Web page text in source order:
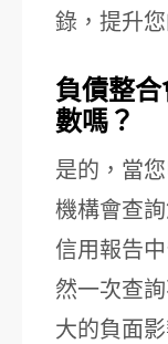
錄，提升
負債整
數嗎？
是的，當
機構會查
信用報告
然一次查
大的負面